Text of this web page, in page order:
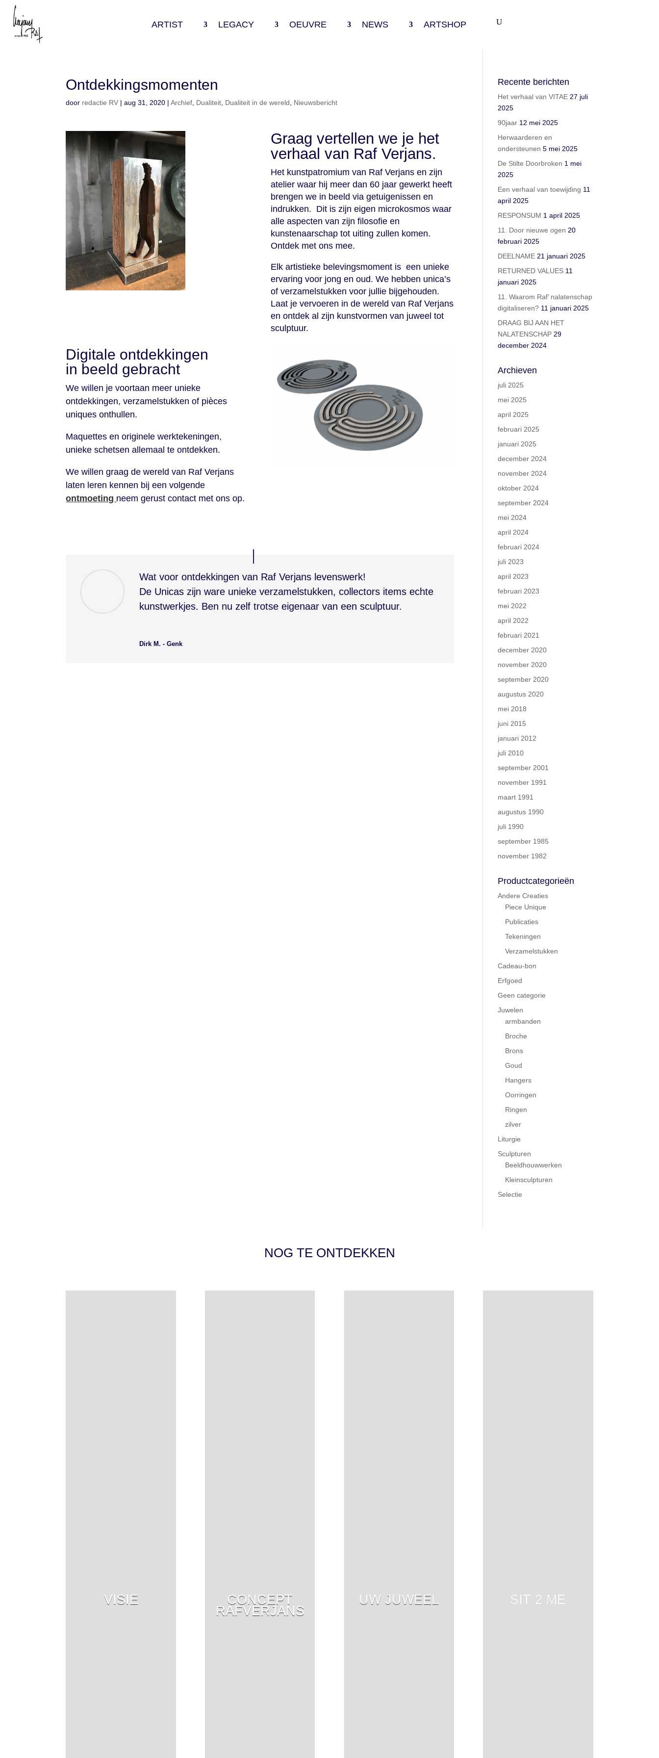
ARTIST LEGACY OEUVRE NEWS ARTSHOP
Ontdekkingsmomenten
door redactie RV |aug 31, 2020 |Archief Dualiteit Dualiteit in de wereld Nieuwsbericht
Graag vertellen we je het
verhaal van Raf Verjans.
Het kunstpatromium van Raf Verjans en zijn
atelier waar hij meer dan 60 jaar gewerkt heeft
brengen we in beeld via getuigenissen en
indrukken. Dit is zijn eigen microkosmos waar
alle aspecten van zijn filosofie en
kunstenaarschap tot uiting zullen komen.
Ontdek met ons mee.
Elk artistieke belevingsmoment is een unieke
ervaring voor jong en oud. We hebben unica’s
of verzamelstukken voor jullie bijgehouden.
Laat je vervoeren in de wereld van Raf Verjans
en ontdek al zijn kunstvormen van juweel tot
sculptuur.
Digitale ontdekkingen
in beeld gebracht
We willen je voortaan meer unieke
ontdekkingen, verzamelstukken of pièces
uniques onthullen.
Maquettes en originele werktekeningen,
unieke schetsen allemaal te ontdekken.
We willen graag de wereld van Raf Verjans
laten leren kennen bij een volgende
ontmoeting neem gerust contact met ons op.
Wat voor ontdekkingen van Raf Verjans levenswerk!
De Unicas zijn ware unieke verzamelstukken, collectors items echte
kunstwerkjes. Ben nu zelf trotse eigenaar van een sculptuur.
Dirk M. - Genk
Recente berichten
Het verhaal van VITAE 27 juli
2025
90jaar 12 mei 2025
Herwaarderen en
ondersteunen 5 mei 2025
De Stilte Doorbroken 1 mei
2025
Een verhaal van toewijding 11
april 2025
RESPONSUM 1 april 2025
11. Door nieuwe ogen 20
februari 2025
DEELNAME 21 januari 2025
RETURNED VALUES 11
januari 2025
11. Waarom Raf’ nalatenschap
digitaliseren? 11 januari 2025
DRAAG BIJ AAN HET
NALATENSCHAP 29
december 2024
Archieven
juli 2025
mei 2025
april 2025
februari 2025
januari 2025
december 2024
november 2024
oktober 2024
september 2024
mei 2024
april 2024
februari 2024
juli 2023
april 2023
februari 2023
mei 2022
april 2022
februari 2021
december 2020
november 2020
september 2020
augustus 2020
mei 2018
juni 2015
januari 2012
juli 2010
september 2001
november 1991
maart 1991
augustus 1990
juli 1990
september 1985
november 1982
Productcategorieën
Andere Creaties
Piece Unique
Publicaties
Tekeningen
Verzamelstukken
Cadeau-bon
Erfgoed
Geen categorie
Juwelen
armbanden
Broche
Brons
Goud
Hangers
Oorringen
Ringen
zilver
Liturgie
Sculpturen
Beeldhouwwerken
Kleinsculpturen
Selectie
NOG TE ONTDEKKEN
VISIE CONCEPT
RAFVERJANS
UW JUWEEL SIT 2 ME